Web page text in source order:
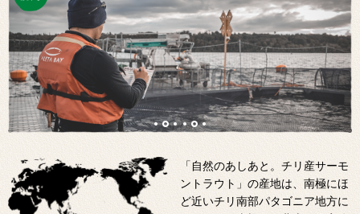
「自然のあしあと。チリ産サーモ
ントラウト」の産地は、南極にほ
ど近いチリ南部パタゴニア地方に